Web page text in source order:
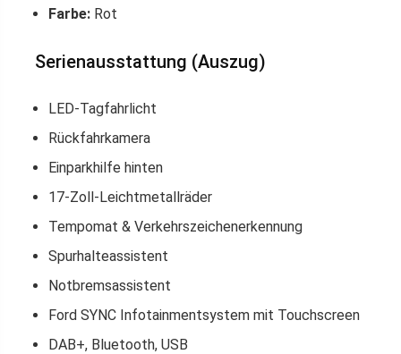
Farbe: Rot
Serienausstattung (Auszug)
LED-Tagfahrlicht
Rückfahrkamera
Einparkhilfe hinten
17-Zoll-Leichtmetallräder
Tempomat & Verkehrszeichenerkennung
Spurhalteassistent
Notbremsassistent
Ford SYNC Infotainmentsystem mit Touchscreen
DAB+, Bluetooth, USB